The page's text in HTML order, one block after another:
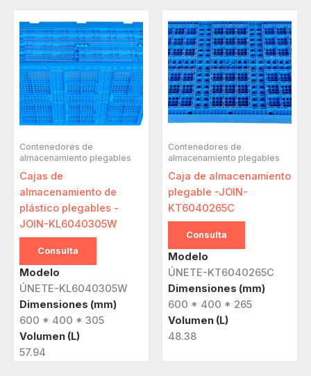
Contenedores de
almacenamiento plegables
Cajas de
almacenamiento de
plástico plegables -
JOIN-KL6040305W
Consulta
Modelo
ÚNETE-KL6040305W
Dimensiones (mm)
600 * 400 * 305
Volumen (L)
57.94
Contenedores de
almacenamiento plegables
Caja de almacenamiento
plegable -JOIN-
KT6040265C
Consulta
Modelo
ÚNETE-KT6040265C
Dimensiones (mm)
600 * 400 * 265
Volumen (L)
48.38